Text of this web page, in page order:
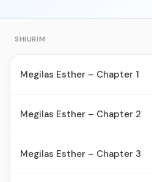
SHIURIM
Megilas Esther – Chapter 1
Megilas Esther – Chapter 2
Megilas Esther – Chapter 3